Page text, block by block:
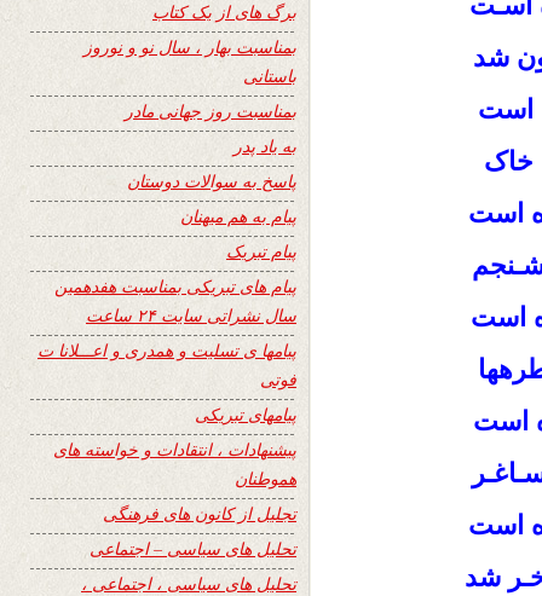
شد
است
خاک
است
است
است
است
شد
برگ های از یک کتاب
بمناسبت بهار ، سال نو و نوروز
باستانی
بمناسبت روز جهانی مادر
به یاد پدر
پاسخ به سوالات دوستان
پیام به هم میهنان
پیام تبریک
پیام های تبریکی بمناسبت هفدهمین
سال نشراتی سایت ۲۴ ساعت
پیامها ی تسلیت و همدری و اعـــلانا ت
فوتی
پیامهای تبریکی
پیشنهادات ، انتقادات و خواسته های
هموطنان
تجلیل از کانون های فرهنگی
تحلیل های سیاسی – اجتماعی
تحلیل های سیاسی ، اجتماعی ،